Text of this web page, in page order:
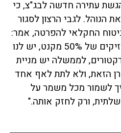
עתירה חדשה לבג"צ, כי
לגבי הרצון לסגור
החקלאי להפרטה, אמר:
"אנחנו חייבים, בתור מחזיקים של 50% מקנט, יש לנו
לממשלה יש מניית
הזאת, ולא לתת לאף אחד
לשמור מכל משמר על
ורק לחזק אותה."